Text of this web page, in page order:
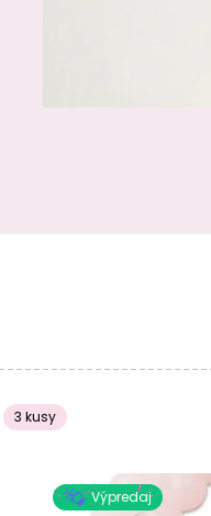
3 kusy
Výpredaj